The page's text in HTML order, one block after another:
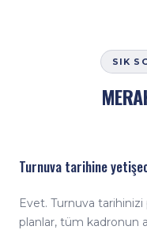
SIK
Turnuva tarihine
Evet. Turnuva
planlar, tüm kadronun